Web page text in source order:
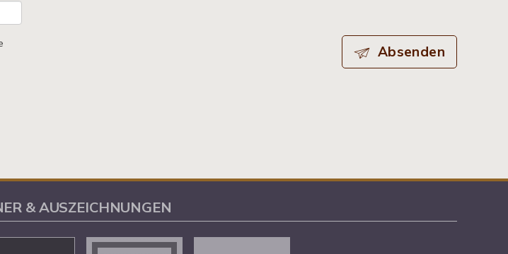
Absenden
& AUSZEICHNUNGEN